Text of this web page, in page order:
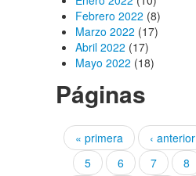
Febrero 2022 (8)
Marzo 2022 (17)
Abril 2022 (17)
Mayo 2022 (18)
Páginas
« primera ‹ anterior
5
6 7 8